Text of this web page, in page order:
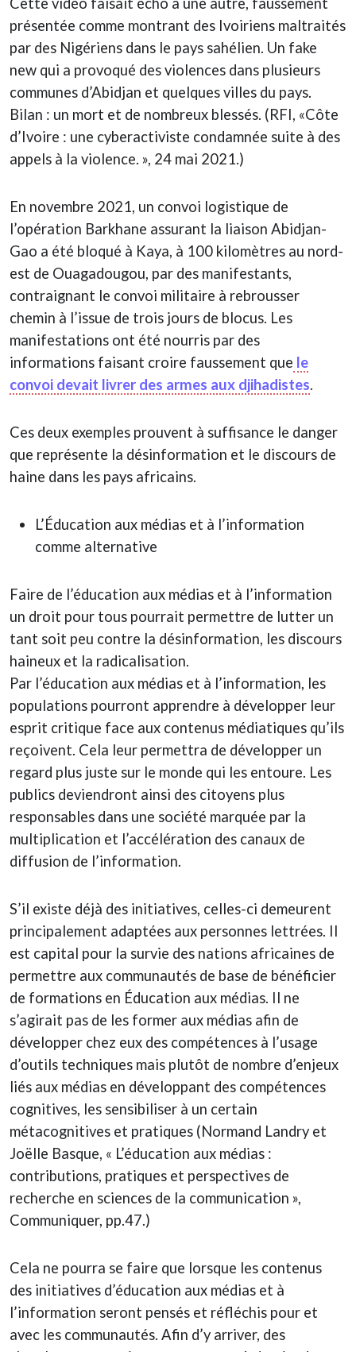
présentée comme montrant des Ivoiriens maltraités
par des Nigériens dans le pays sahélien. Un fake
new qui a provoqué des violences dans plusieurs
communes d’Abidjan et quelques villes du pays.
Bilan : un mort et de nombreux blessés. (RFI, «Côte
d’Ivoire : une cyberactiviste condamnée suite à des
appels à la violence. », 24 mai 2021.)
En novembre 2021, un convoi logistique de
l’opération Barkhane assurant la liaison Abidjan-
Gao a été bloqué à Kaya, à 100 kilomètres au nord-
est de Ouagadougou, par des manifestants,
contraignant le convoi militaire à rebrousser
chemin à l’issue de trois jours de blocus. Les
manifestations ont été nourris par des
informations faisant croire faussement que le
convoi devait livrer des armes aux djihadistes.
Ces deux exemples prouvent à suffisance le danger
que représente la désinformation et le discours de
haine dans les pays africains.
L’Éducation aux médias et à l’information
comme alternative
Faire de l’éducation aux médias et à l’information
un droit pour tous pourrait permettre de lutter un
tant soit peu contre la désinformation, les discours
haineux et la radicalisation.
Par l’éducation aux médias et à l’information, les
populations pourront apprendre à développer leur
esprit critique face aux contenus médiatiques qu’ils
reçoivent. Cela leur permettra de développer un
regard plus juste sur le monde qui les entoure. Les
publics deviendront ainsi des citoyens plus
responsables dans une société marquée par la
multiplication et l’accélération des canaux de
diffusion de l’information.
S’il existe déjà des initiatives, celles-ci demeurent
principalement adaptées aux personnes lettrées. Il
est capital pour la survie des nations africaines de
permettre aux communautés de base de bénéficier
de formations en Éducation aux médias. Il ne
s’agirait pas de les former aux médias afin de
développer chez eux des compétences à l’usage
d’outils techniques mais plutôt de nombre d’enjeux
liés aux médias en développant des compétences
cognitives, les sensibiliser à un certain
métacognitives et pratiques (Normand Landry et
Joëlle Basque, « L’éducation aux médias :
contributions, pratiques et perspectives de
recherche en sciences de la communication »,
Communiquer, pp.47.)
Cela ne pourra se faire que lorsque les contenus
des initiatives d’éducation aux médias et à
l’information seront pensés et réfléchis pour et
avec les communautés. Afin d’y arriver, des